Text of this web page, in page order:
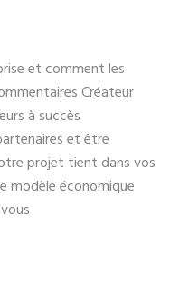
et comment les
Créateur
à succès
et être
projet tient dans vos
modèle économique